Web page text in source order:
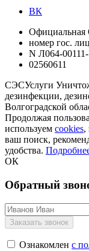
ВК
номер гос.
N Л064-
02560611
СЭСУслуги
дезинфекции,
Волгоградской
Продолжая
используем cookies,
ваш поиск,
удобства.
ОК
Обратный
Ознакомлен с